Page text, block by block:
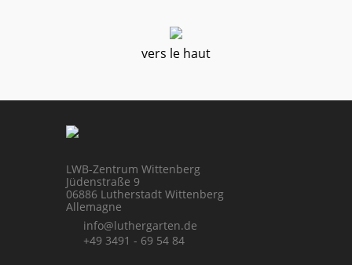
vers le haut
LWB-Zentrum Wittenberg
Jüdenstraße 9
06886 Lutherstadt Wittenberg
Allemagne
info@luthergarten.de
+49 3491 - 69 54 84